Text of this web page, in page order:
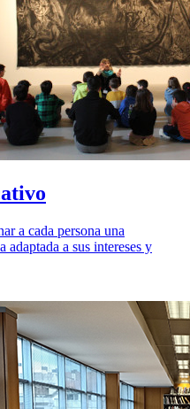
a cada persona una
a sus intereses y